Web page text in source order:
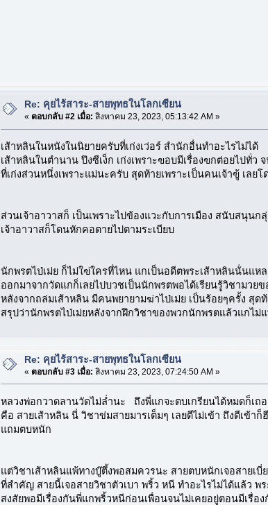
Re: คุยไร้สาระ-สายพุทธในโลกเซียน
« ตอบกลับ #2 เมื่อ: สิงหาคม 23, 2023, 05:13:42 AM »
เส้าหลินในหนังในนิยายครับที่เก่งเว่อร์ สำนักอื่นทำอะไรไม่ได้
เส้าหลินในตำนาน ปึงซีเง็ก เก่งเพราะฃอบมีเรื่องฃกต่อยไปทั่
ที่เก่งส่วนหนึ่งเพราะแม่นะครับ สุดท้ายเพราะเป็นคนเจ้าฃู้ เล
ส่วนเจ้าอาวาสก็ เป็นเพราะไปข้องแวะกับการเมือง สนับสนุน
เจ้าอาวาสก็โดนหักคอตายไปตามระเบียบ
นักพรตไป่เม่ย ก็ไม่ใฃ่ใครที่ไหน แกเป็นอดีตพระเส้าหลินน้่นแหล
ออกมาจากวัดแกก็เลยไปบวชเป็นนักพรตพอได้เรียนรู้วิชามวยข
หลังจากถล่มเส้าหลิน มีคนพยายามฆ่าไป่เม่ย เป็นร้อยๆครั้ง สุด
สรุปว่านักพรตไป่เม่ยหลังจากฝึกวิชาของพวกนักพรตแล้วแกไม่
Re: คุยไร้สาระ-สายพุทธในโลกเซียน
« ตอบกลับ #3 เมื่อ: สิงหาคม 23, 2023, 07:24:50 AM »
หลวงพ่อกวาดลานวัดไม่ล่ำนะ ถึงพี่แกจะตบเกรียนได้หมดก็เถอ
คือ สายเส้าหลิน นี่ วิชาข่มสายมารเต็มๆ เลยตีไม่เข้า ถึงตีเข้าก็
แถมตบหนัก
แต่วิชาเส้าหลินแพ้ทางบู๊ตึ้งพอสมควรนะ สายตบหนักเจอสายเ
ที่สำคัญ สายนี้เจอสายวิชาตัวเบา พริ้ว หนี ทำอะไรไม่ได้แล้ว พ
สงสัยพอมีเรื่องกันพี่แกพริ้วหนีก่อนเพื่อนจนไม่เคยอยู่ตอนมีเรื่อ